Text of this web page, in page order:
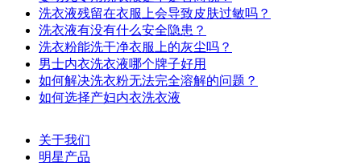
洗衣液残留在衣服上会导致皮肤过敏吗？
洗衣液有没有什么安全隐患？
洗衣粉能洗干净衣服上的灰尘吗？
男士内衣洗衣液哪个牌子好用
如何解决洗衣粉无法完全溶解的问题？
如何选择产妇内衣洗衣液
关于我们
明星产品